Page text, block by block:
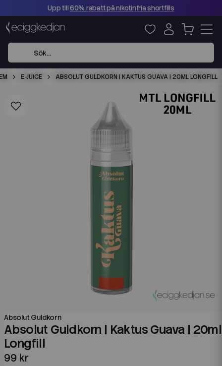
Upp till60% rabatt på nikotinfria shortfills
E-JUICE ABSOLUT GULDKORN | KAKTUS GUAVA | 20ML LONGFILL
Absolut Guldkorn
Absolut Guldkorn | Kaktus Guava | 20ml
Longfill
99 kr